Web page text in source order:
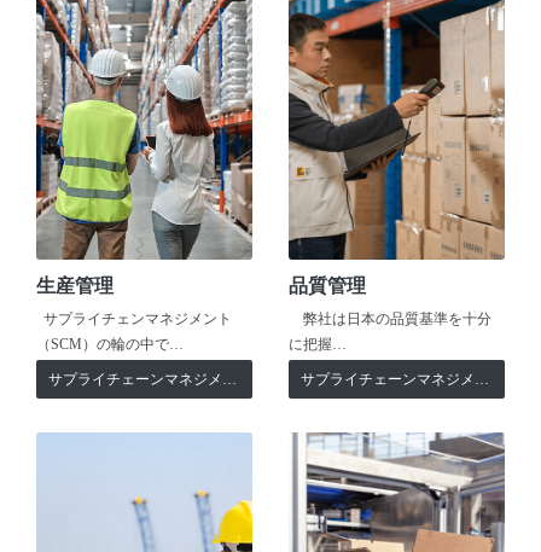
生産管理
サプライチェンマネジメント
（SCM）の輪の中で…
サプライチェーンマネジメント
品質管理
弊社は日本の品質基準を十分
に把握…
サプライチェーンマネジメント